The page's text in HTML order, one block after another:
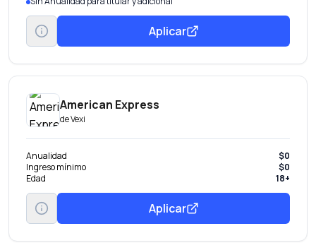
Aplicar
American Express
deVexi
Anualidad
$0
Ingreso mínimo
$0
Edad
18+
Aplicar